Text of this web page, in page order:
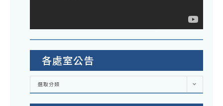
各處室公告
各
室
選取分類